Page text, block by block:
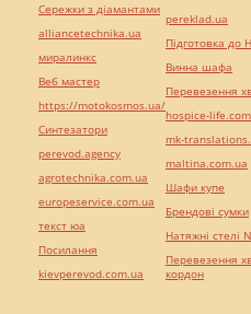
Сережки з діамантами
alliancetechnika.ua
миралинкс
Веб мастер
https://motokosmos.ua/
Синтезатори
perevod.agency
agrotechnika.com.ua
europeservice.com.ua
текст юа
Посилання
kievperevod.com.ua
pereklad.ua
Підготовка
Винна шафа
Перевезення
hospice-
mk-
maltina.com.ua
Шафи купе
Брендові сумки
Натяжні стелі
Перевезення
кордон